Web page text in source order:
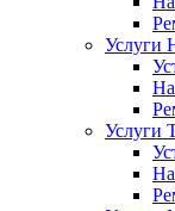
Услуги
Услуги